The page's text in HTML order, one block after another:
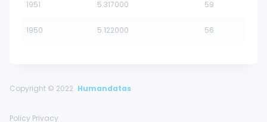
1951 5.317000 59
1950 5.122000 56
Copyright © 2022 Humandatas
Policy Privacy